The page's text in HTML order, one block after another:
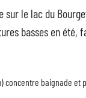
le lac du
basses en été,
concentre baignade